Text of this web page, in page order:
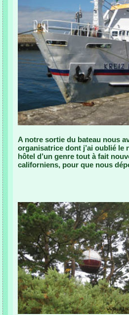
A notre sortie du bateau nous
organisatrice dont j’ai oublié le
hôtel d’un genre tout à fait
californiens, pour que nous